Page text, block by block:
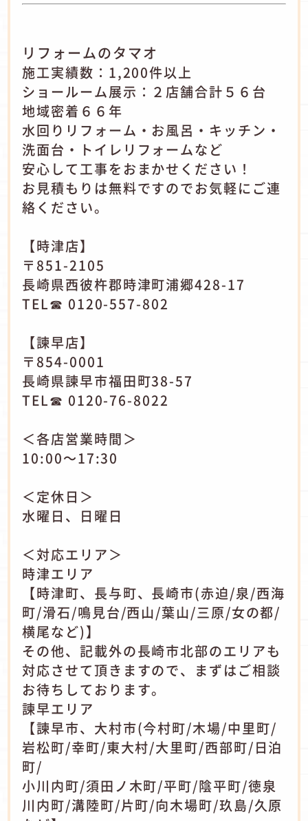
リフォームのタマオ
施工実績数：1,200件以上
ショールーム展示：２店舗合計５６台
地域密着６６年
水回りリフォーム・お風呂・キッチン・
洗面台・トイレリフォームなど
安心して工事をおまかせください！
お見積もりは無料ですのでお気軽にご連
絡ください。
【時津店】
〒851-2105
長崎県西彼杵郡時津町浦郷428-17
TEL☎ 0120-557-802
【諫早店】
〒854-0001
長崎県諫早市福田町38-57
TEL☎ 0120-76-8022
＜各店営業時間＞
10:00～17:30
＜定休日＞
水曜日、日曜日
＜対応エリア＞
時津エリア
【時津町、長与町、長崎市(赤迫/泉/西海
町/滑石/鳴見台/西山/葉山/三原/女の都/
横尾など)】
その他、記載外の長崎市北部のエリアも
対応させて頂きますので、まずはご相談
お待ちしております。
諫早エリア
【諫早市、大村市(今村町/木場/中里町/
岩松町/幸町/東大村/大里町/西部町/日泊
町/
小川内町/須田ノ木町/平町/陰平町/徳泉
川内町/溝陸町/片町/向木場町/玖島/久原